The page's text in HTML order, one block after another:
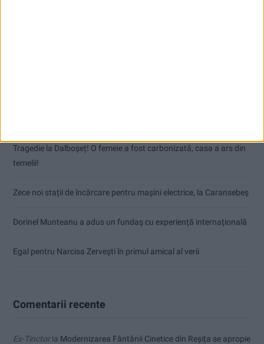
Tragedie la Dalboşeț! O femeie a fost carbonizată, casa a ars din
temelii!
Zece noi stații de încărcare pentru mașini electrice, la Caransebeș
Dorinel Munteanu a adus un fundaș cu experiență internațională
Egal pentru Narcisa Zervești în primul amical al verii
Comentarii recente
Ex-Tinctorla Modernizarea Fântânii Cinetice din Reșița se apropie